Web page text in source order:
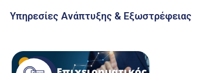
Υπηρεσίες Ανάπτυξης & Εξωστρέφειας